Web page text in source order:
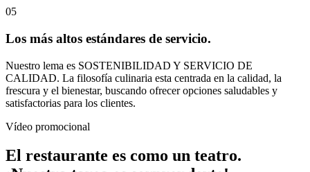
05
Los más altos estándares de servicio.
Nuestro lema es SOSTENIBILIDAD Y SERVICIO DE
CALIDAD. La filosofía culinaria esta centrada en la calidad, la
frescura y el bienestar, buscando ofrecer opciones saludables y
satisfactorias para los clientes.
Vídeo promocional
El restaurante es como un teatro.